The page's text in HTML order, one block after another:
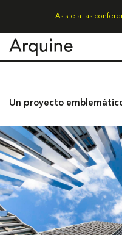
Asiste a las
Un proyecto